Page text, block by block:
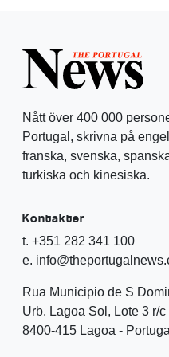
Nått över 400 000
Portugal, skrivna på
franska, svenska,
turkiska och kinesiska.
Kontakter
t. +351 282 341 100
e.
Rua Municipio de S
Urb. Lagoa Sol, Lote 3 r/c
8400-415 Lagoa - Portugal